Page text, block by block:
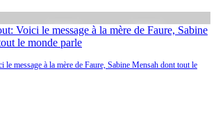
le message à la mère de Faure, Sabine Mensah dont tout le